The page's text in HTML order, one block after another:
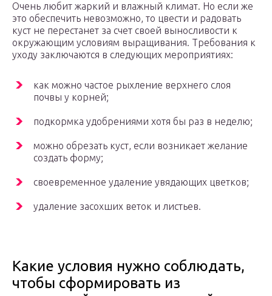
Очень любит жаркий и влажный климат. Но если же
это обеспечить невозможно, то цвести и радовать
куст не перестанет за счет своей выносливости к
окружающим условиям выращивания. Требования к
уходу заключаются в следующих мероприятиях:
как можно частое рыхление верхнего слоя
почвы у корней;
подкормка удобрениями хотя бы раз в неделю;
можно обрезать куст, если возникает желание
создать форму;
своевременное удаление увядающих цветков;
удаление засохших веток и листьев.
Какие условия нужно соблюдать,
чтобы сформировать из